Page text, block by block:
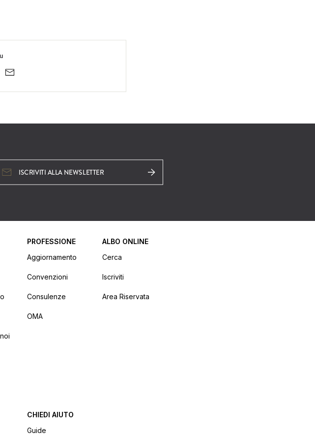
ISCRIVITI ALLA NEWSLETTER
PROFESSIONE
Aggiornamento
Convenzioni
Consulenze
OMA
ALBO ONLINE
Cerca
Iscriviti
Area Riservata
CHIEDI AIUTO
Guide